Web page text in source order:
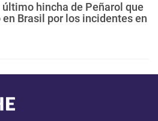
último hincha de Peñarol que
Brasil por los incidentes en